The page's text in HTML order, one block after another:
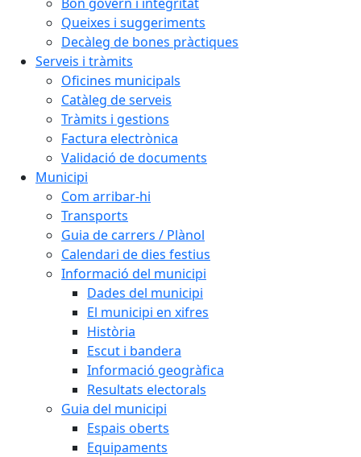
Queixes i suggeriments
Decàleg de bones pràctiques
Serveis i tràmits
Oficines municipals
Catàleg de serveis
Tràmits i gestions
Factura electrònica
Validació de documents
Municipi
Com arribar-hi
Transports
Guia de carrers / Plànol
Calendari de dies festius
Informació del municipi
Dades del municipi
El municipi en xifres
Història
Escut i bandera
Informació geogràfica
Resultats electorals
Guia del municipi
Espais oberts
Equipaments